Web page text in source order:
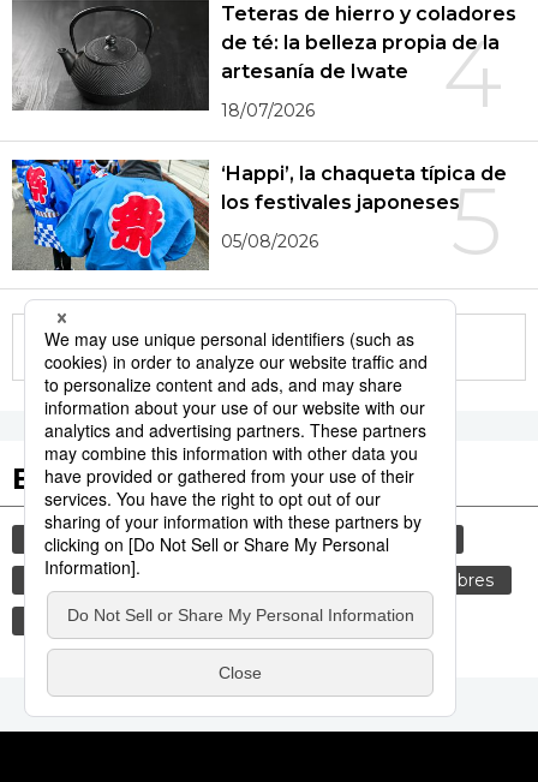
4
Teteras de hierro y coladores
de té: la belleza propia de la
artesanía de Iwate
18/07/2026
5
‘Happi’, la chaqueta típica de
los festivales japoneses
05/08/2026
More in this series
Etiquetas destacadas
cultura vida gastronomía
sociedad
comida
costumbres
política
genkan